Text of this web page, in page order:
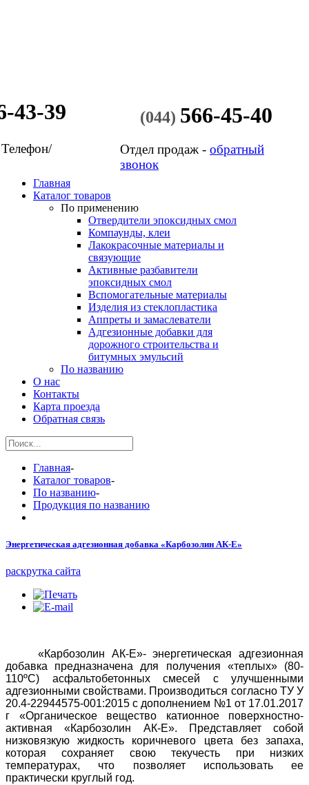
43-39 (044) 566-45-40
Отдел продаж - обратный
звонок
Главная
Каталог товаров
По применению
Отвердители эпоксидных смол
Компаунды, клеи
Лакокрасочные материалы и
связующие
Активные разбавители
эпоксидных смол
Вспомогательные материалы
Изделия из стеклопластика
Аппреты и замаслеватели
Адгезионные добавки для
дорожного строительства и
битумных эмульсий
По названию
О нас
Контакты
Карта проезда
Обратная связь
Главная-
Каталог товаров-
По названию-
Продукция по названию
Энергетическая адгезионная добавка «Карбозолин АК-Е»
раскрутка сайта
«Карбозолин АК-Е»- энергетическая адгезионная
добавка предназначена для получения «теплых» (80-
110ºC) асфальтобетонных смесей с улучшенными
адгезионными свойствами. Производиться согласно ТУ У
20.4-22944575-001:2015 с дополнением №1 от 17.01.2017
г «Органическое вещество катионное поверхностно-
активная «Карбозолин АК-Е». Представляет собой
низковязкую жидкость коричневого цвета без запаха,
которая сохраняет свою текучесть при низких
температурах, что позволяет использовать ее
практически круглый год.